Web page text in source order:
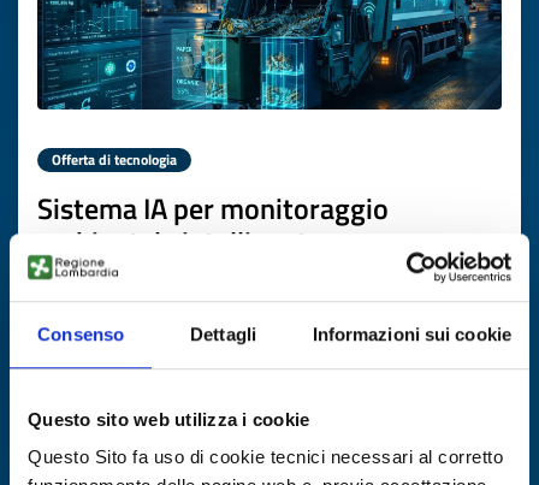
Consenso Dettagli Informazioni sui cookie
Questo sito web utilizza i cookie
Questo Sito fa uso di cookie tecnici necessari al corretto
Offerta di tecnologia
Sistema IA per monitoraggio
ambientale intelligente e
riconoscimento rifiuti per operazioni
urbane sostenibili
ID EEN: TOTR20260226004